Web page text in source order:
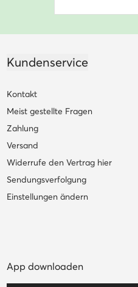
Kundenservice
Kontakt
Meist gestellte Fragen
Zahlung
Versand
Widerrufe den Vertrag hier
Sendungsverfolgung
Einstellungen ändern
App downloaden